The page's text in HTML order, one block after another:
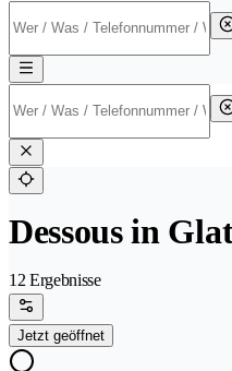
Dessous in
12 Ergebnisse
Jetzt geöffnet